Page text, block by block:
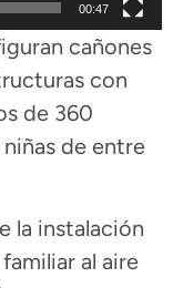
00:47
cañones
con
de 360
de entre
la instalación
al aire